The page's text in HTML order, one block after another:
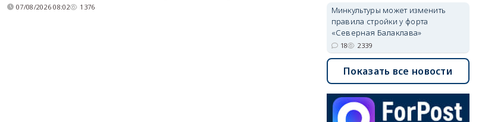
07/08/2026 08:02 1376 05/08/2026 08:01
Минкультуры может изменить
правила стройки у форта
«Северная Балаклава»
18 2339
Показать все новости